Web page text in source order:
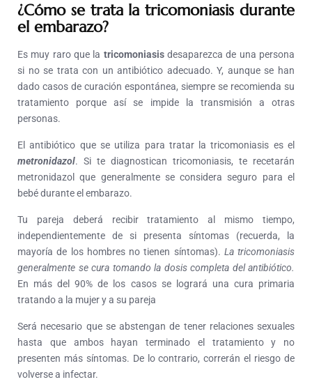
¿Cómo se trata la tricomoniasis durante
el embarazo?
Es muy raro que la tricomoniasisdesaparezca de una persona
si no se trata con un antibiótico adecuado. Y, aunque se han
dado casos de curación espontánea, siempre se recomienda su
tratamiento porque así se impide la transmisión a otras
personas.
El antibiótico que se utiliza para tratar la tricomoniasis es el
metronidazol. Si te diagnostican tricomoniasis, te recetarán
metronidazol que generalmente se considera seguro para el
bebé durante el embarazo.
Tu pareja deberá recibir tratamiento al mismo tiempo,
independientemente de si presenta síntomas (recuerda, la
mayoría de los hombres no tienen síntomas). La tricomoniasis
generalmente se cura tomando la dosis completa del antibiótico.
En más del 90% de los casos se logrará una cura primaria
tratando a la mujer y a su pareja
Será necesario que se abstengan de tener relaciones sexuales
hasta que ambos hayan terminado el tratamiento y no
presenten más síntomas. De lo contrario, correrán el riesgo de
volverse a infectar.